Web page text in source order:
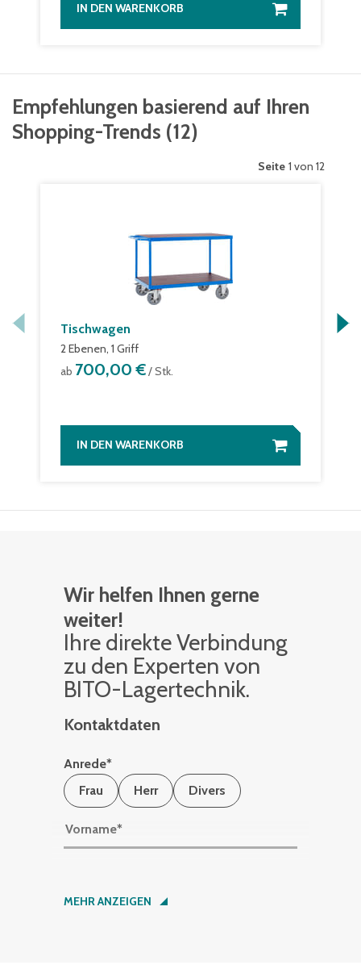
IN DEN WARENKORB
Empfehlungen basierend auf Ihren
Shopping-Trends (12)
Seite 1 von 12
Tischwagen
2 Ebenen, 1 Griff
ab 700,00 €/ Stk.
IN DEN WARENKORB
Wir helfen Ihnen gerne
weiter!
Ihre di­rek­te Ver­bin­dung
zu den Ex­per­ten von
BITO-La­ger­tech­nik.
Kontaktdaten
Anrede*
Frau
Herr Divers
Vorname*
Nachname*
MEHR ANZEIGEN